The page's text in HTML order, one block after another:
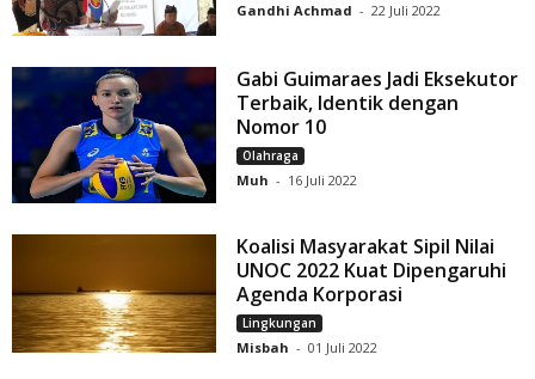
Gandhi Achmad - 22 Juli 2022
Gabi Guimaraes Jadi Eksekutor
Terbaik, Identik dengan
Nomor 10
Olahraga
Muh - 16 Juli 2022
Koalisi Masyarakat Sipil Nilai
UNOC 2022 Kuat Dipengaruhi
Agenda Korporasi
Lingkungan
Misbah - 01 Juli 2022